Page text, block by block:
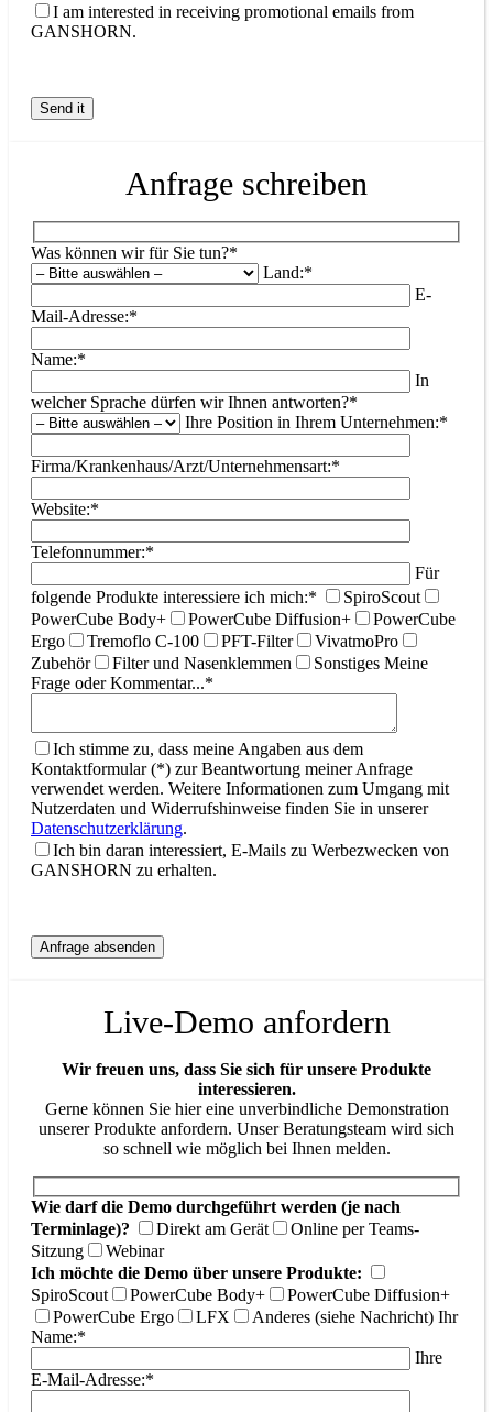
I am interested in receiving promotional emails from
GANSHORN.
Anfrage schreiben
Was können wir für Sie tun?*
Land:*
E-
Mail-Adresse:*
Name:*
In
welcher Sprache dürfen wir Ihnen antworten?*
Ihre Position in Ihrem Unternehmen:*
Firma/Krankenhaus/Arzt/Unternehmensart:*
Website:*
Telefonnummer:*
Für
folgende Produkte interessiere ich mich:*
SpiroScout
PowerCube Body+
PowerCube Diffusion+
PowerCube
Ergo
Tremoflo C-100 PFT-Filter
VivatmoPro
Zubehör
Filter und Nasenklemmen Sonstiges Meine
Frage oder Kommentar...*
Ich stimme zu, dass meine Angaben aus dem
Kontaktformular (*) zur Beantwortung meiner Anfrage
verwendet werden. Weitere Informationen zum Umgang mit
Nutzerdaten und Widerrufshinweise finden Sie in unserer
Datenschutzerklärung.
Ich bin daran interessiert, E-Mails zu Werbezwecken von
GANSHORN zu erhalten.
Live-Demo anfordern
Wir freuen uns, dass Sie sich für unsere Produkte
interessieren.
Gerne können Sie hier eine unverbindliche Demonstration
unserer Produkte anfordern. Unser Beratungsteam wird sich
so schnell wie möglich bei Ihnen melden.
Wie darf die Demo durchgeführt werden (je nach
Terminlage)?
Direkt am Gerät
Online per Teams-
Sitzung
Webinar
Ich möchte die Demo über unsere Produkte:
SpiroScout
PowerCube Body+
PowerCube Diffusion+
PowerCube Ergo
LFX Anderes (siehe Nachricht) Ihr
Name:*
Ihre
E-Mail-Adresse:*